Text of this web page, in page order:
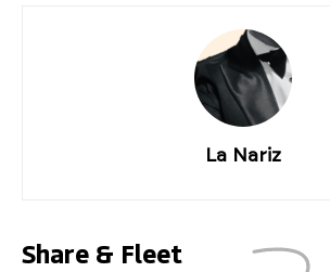
La Nariz
Share & Fleet